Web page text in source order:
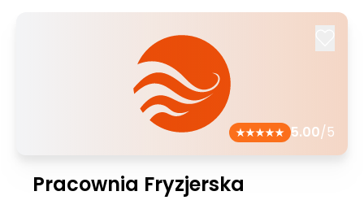
5.00/5
Pracownia Fryzjerska